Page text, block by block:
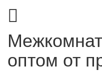
оптом от